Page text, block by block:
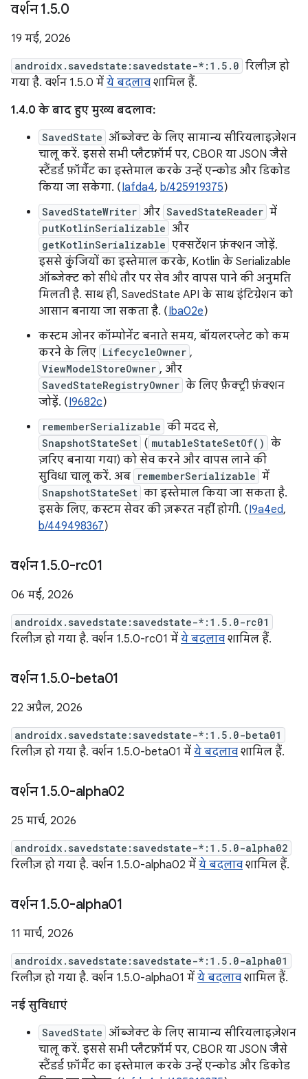
वर्शन 1.5.0
19 मई, 2026
androidx.savedstate:savedstate-*:1.5.0 रिलीज़ हो
गया है. वर्शन 1.5.0 में ये बदलाव शामिल हैं.
1.4.0 के बाद हुए मुख्य बदलाव:
SavedState ऑब्जेक्ट के लिए सामान्य सीरियलाइज़ेशन
चालू करें. इससे सभी प्लैटफ़ॉर्म पर, CBOR या JSON जैसे
स्टैंडर्ड फ़ॉर्मैट का इस्तेमाल करके उन्हें एन्कोड और डिकोड
किया जा सकेगा. (Iafda4, b/425919375)
SavedStateWriter और SavedStateReader में
putKotlinSerializable और
getKotlinSerializable एक्सटेंशन फ़ंक्शन जोड़ें.
इससे कुंजियों का इस्तेमाल करके, Kotlin के Serializable
ऑब्जेक्ट को सीधे तौर पर सेव और वापस पाने की अनुमति
मिलती है. साथ ही, SavedState API के साथ इंटिग्रेशन को
आसान बनाया जा सकता है. (Iba02e)
कस्टम ओनर कॉम्पोनेंट बनाते समय, बॉयलरप्लेट को कम
करने के लिए LifecycleOwner ,
ViewModelStoreOwner , और
SavedStateRegistryOwner के लिए फ़ैक्ट्री फ़ंक्शन
जोड़ें. (I9682c)
rememberSerializable की मदद से,
SnapshotStateSet ( mutableStateSetOf() के
ज़रिए बनाया गया) को सेव करने और वापस लाने की
सुविधा चालू करें. अब rememberSerializable में
SnapshotStateSet का इस्तेमाल किया जा सकता है.
इसके लिए, कस्टम सेवर की ज़रूरत नहीं होगी. (I9a4ed,
b/449498367)
वर्शन 1.5.0-rc01
06 मई, 2026
androidx.savedstate:savedstate-*:1.5.0-rc01
रिलीज़ हो गया है. वर्शन 1.5.0-rc01 में ये बदलाव शामिल हैं.
वर्शन 1.5.0-beta01
22 अप्रैल, 2026
androidx.savedstate:savedstate-*:1.5.0-beta01
रिलीज़ हो गया है. वर्शन 1.5.0-beta01 में ये बदलाव शामिल हैं.
वर्शन 1.5.0-alpha02
25 मार्च, 2026
androidx.savedstate:savedstate-*:1.5.0-alpha02
रिलीज़ हो गया है. वर्शन 1.5.0-alpha02 में ये बदलाव शामिल हैं.
वर्शन 1.5.0-alpha01
11 मार्च, 2026
androidx.savedstate:savedstate-*:1.5.0-alpha01
रिलीज़ हो गया है. वर्शन 1.5.0-alpha01 में ये बदलाव शामिल हैं.
नई सुविधाएं
SavedState ऑब्जेक्ट के लिए सामान्य सीरियलाइज़ेशन
चालू करें. इससे सभी प्लैटफ़ॉर्म पर, CBOR या JSON जैसे
स्टैंडर्ड फ़ॉर्मैट का इस्तेमाल करके उन्हें एन्कोड और डिकोड